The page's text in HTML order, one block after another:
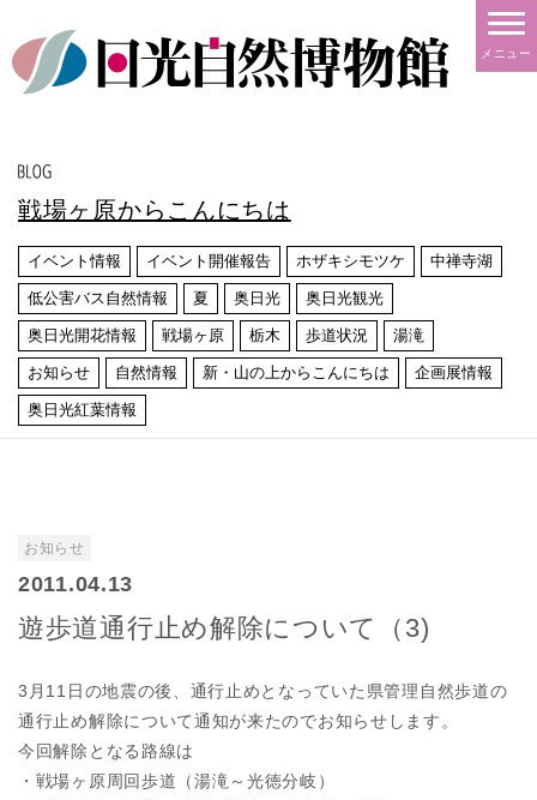
メニュー
戦場ヶ原からこんにちは
イベント情報 イベント開催報告 ホザキシモツケ 中禅寺湖
低公害バス自然情報 夏 奥日光 奥日光観光
奥日光開花情報 戦場ヶ原 栃木 歩道状況 湯滝
お知らせ 自然情報 新・山の上からこんにちは 企画展情報
奥日光紅葉情報
お知らせ
2011.04.13
遊歩道通行止め解除について（3)
3月11日の地震の後、通行止めとなっていた県管理自然歩道の
通行止め解除について通知が来たのでお知らせします。
今回解除となる路線は
・戦場ヶ原周回歩道（湯滝～光徳分岐）